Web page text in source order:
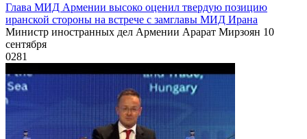
Глава МИД Армении высоко оценил твердую позицию
иранской стороны на встрече с замглавы МИД Ирана
Министр иностранных дел Армении Арарат Мирзоян 10
сентября
0281